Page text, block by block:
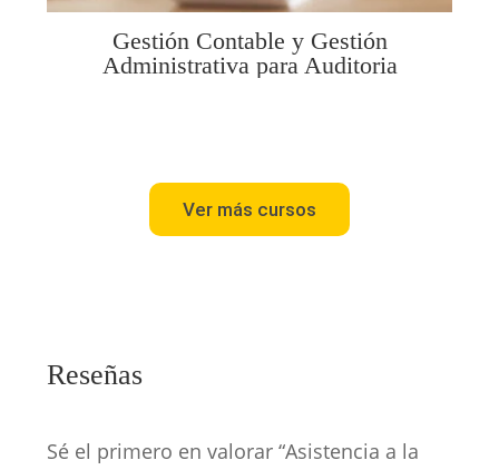
Gestión Contable y Gestión
Administrativa para Auditoria
Ver más cursos
Reseñas
Sé el primero en valorar “Asistencia a la